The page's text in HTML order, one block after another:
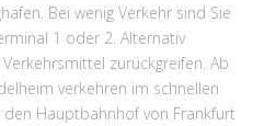
Bei wenig Verkehr sind Sie
1 oder 2. Alternativ
zurückgreifen. Ab
verkehren im schnellen
Hauptbahnhof von Frankfurt